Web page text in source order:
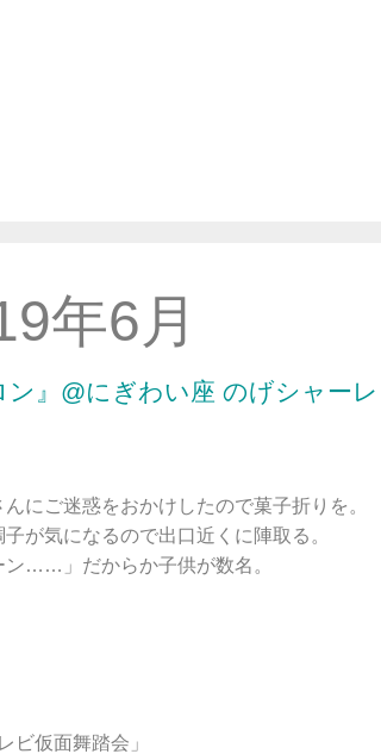
年6月
ン』@にぎわい座 のげシャーレ
にご迷惑をおかけしたので菓子折りを。
が気になるので出口近くに陣取る。
ン……」だからか子供が数名。
ビ仮面舞踏会」